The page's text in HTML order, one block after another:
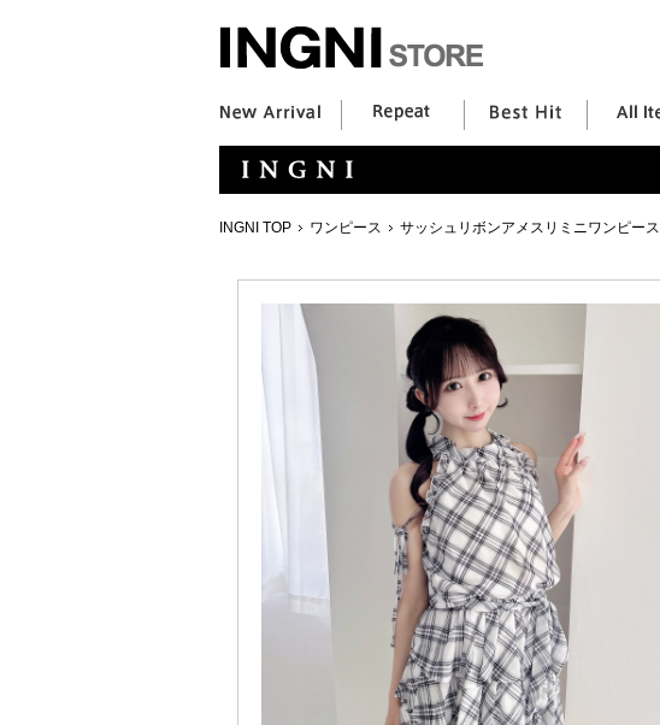
INGNI TOP ワンピース サッシュリボンアメスリミニワンピース